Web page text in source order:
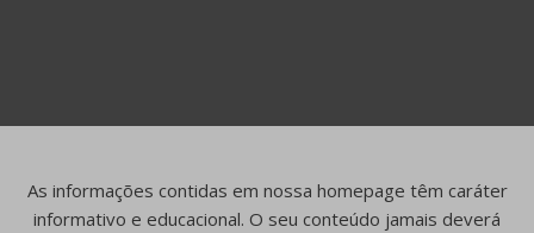
As informações contidas em nossa homepage têm caráter
informativo e educacional. O seu conteúdo jamais deverá